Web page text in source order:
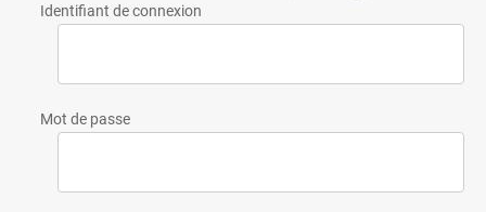
Identifiant de connexion
Mot de passe